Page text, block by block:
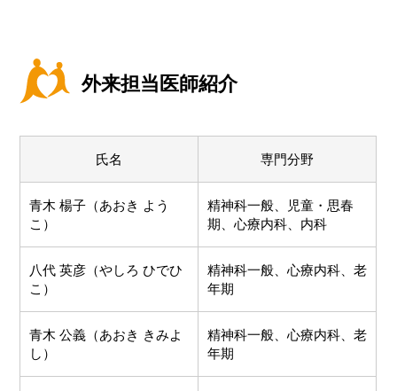
外来担当医師紹介
氏名 専門分野
青木 楊子（あおき よう
こ）
精神科一般、児童・思春
期、心療内科、内科
八代 英彦（やしろ ひでひ
こ）
精神科一般、心療内科、老
年期
青木 公義（あおき きみよ
し）
精神科一般、心療内科、老
年期